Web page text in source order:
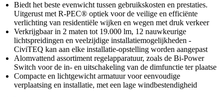
Biedt het beste evenwicht tussen gebruikskosten en prestaties.
Uitgerust met R-PEC® optiek voor de veilige en efficiënte
verlichting van residentiële wijken en wegen met druk verkeer
Verkrijgbaar in 2 maten tot 19.000 lm, 12 nauwkeurige
lichtspreidingen en veelzijdige installatiemogelijkheden -
CiviTEQ kan aan elke installatie-opstelling worden aangepast
Alomvattend assortiment regelapparatuur, zoals de Bi-Power
Switch voor de in- en uitschakeling van de dimfunctie ter plaatse
Compacte en lichtgewicht armatuur voor eenvoudige
verplaatsing en installatie, met een lage windbestendigheid